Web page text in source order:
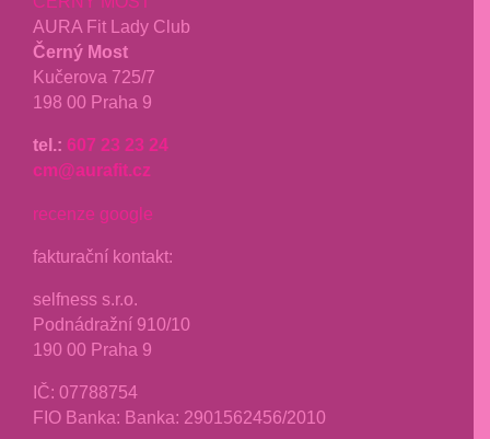
AURA Fit Lady Club
Černý Most
Kučerova 725/7
198 00 Praha 9
tel.: 607 23 23 24
cm@aurafit.cz
recenze google
fakturační kontakt:
selfness s.r.o.
Podnádražní 910/10
190 00 Praha 9
IČ: 07788754
FIO Banka: Banka: 2901562456/2010